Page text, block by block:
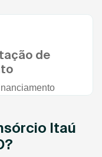
de
Itaú